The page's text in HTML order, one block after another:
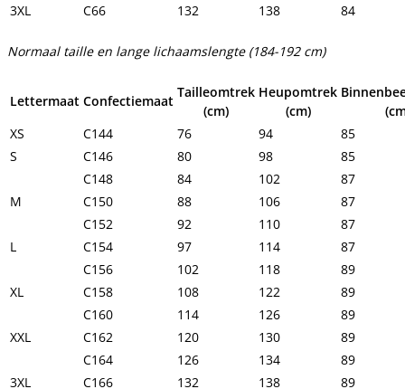
3XL
C66 132 138 84
Normaal taille en lange lichaamslengte (184-192 cm)
Lettermaat Confectiemaat
Tailleomtrek
(cm)
Heupomtrek
(cm)
XS
C144 76 94
85
S
C146 80 98
85
C148
84 102
87
M
C150 88 106
87
C152
92 110
87
L
C154 97 114
87
C156
102 118
89
XL
C158 108 122
89
C160
114 126
89
XXL
C162 120 130
89
C164
126 134
89
3XL
C166 132 138
89